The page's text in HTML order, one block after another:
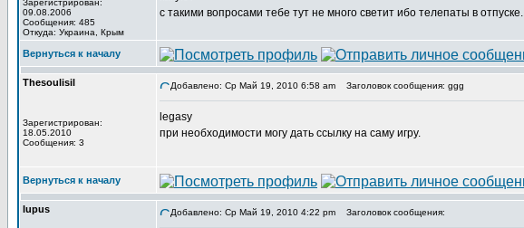
Зарегистрирован:
09.08.2006
Сообщения: 485
Откуда: Украина, Крым
с такими вопросами тебе тут не много светит ибо телепаты в отпуске.
Вернуться к началу
Thesoulisil
Зарегистрирован:
18.05.2010
Сообщения: 3
Добавлено: Ср Май 19, 2010 6:58 am Заголовок сообщения: ggg
legasy
при необходимости могу дать ссылку на саму игру.
Вернуться к началу
lupus Добавлено: Ср Май 19, 2010 4:22 pm Заголовок сообщения: